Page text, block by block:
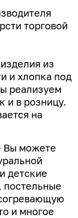
торговой
из
и хлопка под
реализуем
и в розницу.
на
Вы можете
детские
и многое